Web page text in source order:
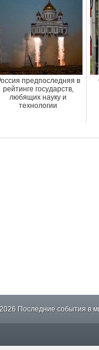
предпоследняя в
рейтинге государств,
любящих науку и
технологии
Последние события в